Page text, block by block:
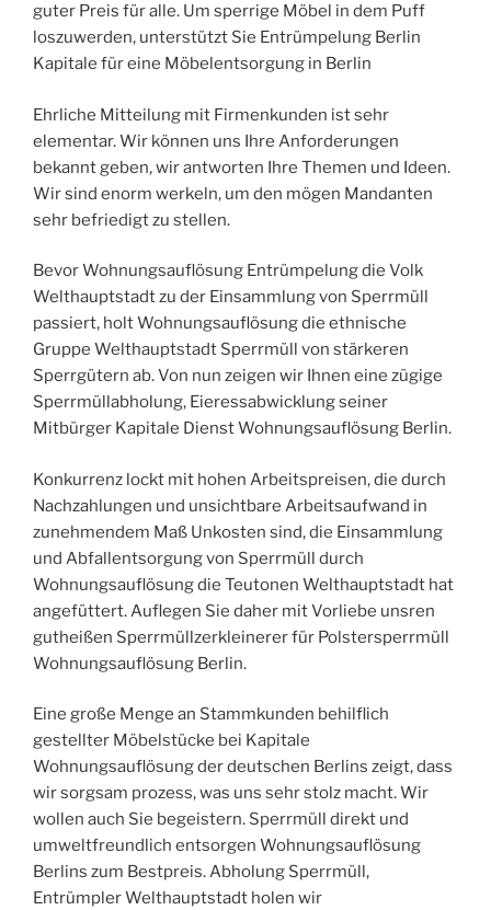
guter Preis für alle. Um sperrige Möbel in dem Puff
loszuwerden, unterstützt Sie Entrümpelung Berlin
Kapitale für eine Möbelentsorgung in Berlin
Ehrliche Mitteilung mit Firmenkunden ist sehr
elementar. Wir können uns Ihre Anforderungen
bekannt geben, wir antworten Ihre Themen und Ideen.
Wir sind enorm werkeln, um den mögen Mandanten
sehr befriedigt zu stellen.
Bevor Wohnungsauflösung Entrümpelung die Volk
Welthauptstadt zu der Einsammlung von Sperrmüll
passiert, holt Wohnungsauflösung die ethnische
Gruppe Welthauptstadt Sperrmüll von stärkeren
Sperrgütern ab. Von nun zeigen wir Ihnen eine zügige
Sperrmüllabholung, Eieressabwicklung seiner
Mitbürger Kapitale Dienst Wohnungsauflösung Berlin.
Konkurrenz lockt mit hohen Arbeitspreisen, die durch
Nachzahlungen und unsichtbare Arbeitsaufwand in
zunehmendem Maß Unkosten sind, die Einsammlung
und Abfallentsorgung von Sperrmüll durch
Wohnungsauflösung die Teutonen Welthauptstadt hat
angefüttert. Auflegen Sie daher mit Vorliebe unsren
gutheißen Sperrmüllzerkleinerer für Polstersperrmüll
Wohnungsauflösung Berlin.
Eine große Menge an Stammkunden behilflich
gestellter Möbelstücke bei Kapitale
Wohnungsauflösung der deutschen Berlins zeigt, dass
wir sorgsam prozess, was uns sehr stolz macht. Wir
wollen auch Sie begeistern. Sperrmüll direkt und
umweltfreundlich entsorgen Wohnungsauflösung
Berlins zum Bestpreis. Abholung Sperrmüll,
Entrümpler Welthauptstadt holen wir